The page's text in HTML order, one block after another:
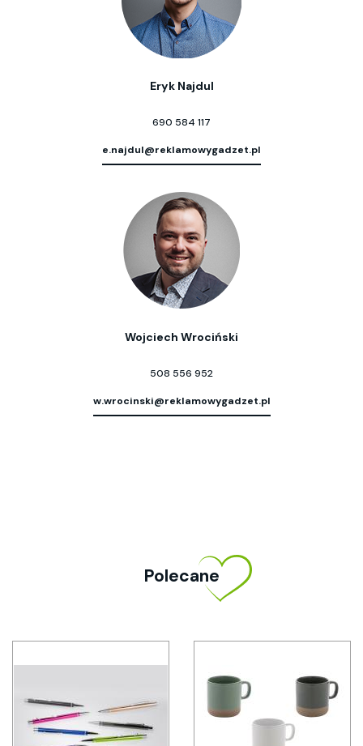
Eryk Najdul
690 584 117
e.najdul@reklamowygadzet.pl
Wojciech Wrociński
508 556 952
w.wrocinski@reklamowygadzet.pl
Polecane